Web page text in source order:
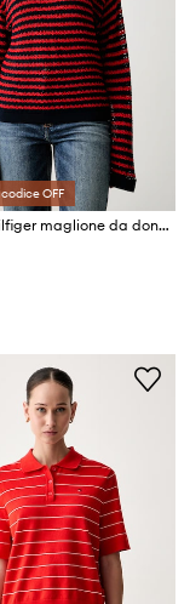
OFF
Tommy Hilfiger maglione da donna con cotone